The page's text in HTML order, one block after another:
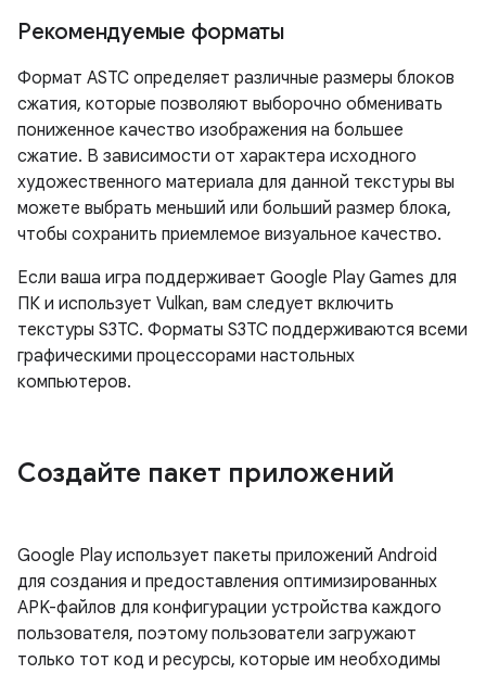
Рекомендуемые форматы
Формат ASTC определяет различные размеры блоков
сжатия, которые позволяют выборочно обменивать
пониженное качество изображения на большее
сжатие. В зависимости от характера исходного
художественного материала для данной текстуры вы
можете выбрать меньший или больший размер блока,
чтобы сохранить приемлемое визуальное качество.
Если ваша игра поддерживает Google Play Games для
ПК и использует Vulkan, вам следует включить
текстуры S3TC. Форматы S3TC поддерживаются всеми
графическими процессорами настольных
компьютеров.
Создайте пакет приложений
Google Play использует пакеты приложений Android
для создания и предоставления оптимизированных
APK-файлов для конфигурации устройства каждого
пользователя, поэтому пользователи загружают
только тот код и ресурсы, которые им необходимы